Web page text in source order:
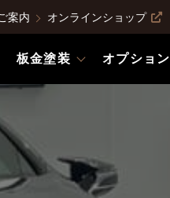
案内 オンラインショップ
板金塗装 オプション